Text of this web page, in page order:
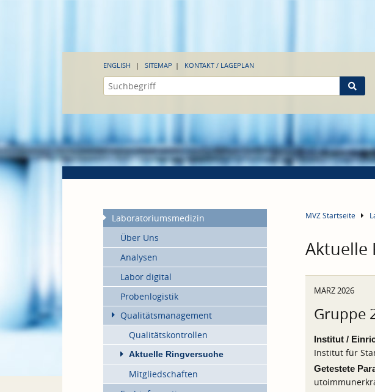
ENGLISH SITEMAP KONTAKT / LAGEPLAN
Laboratoriumsmedizin
Über Uns
Analysen
Labor digital
Probenlogistik
Qualitätsmanagement
Qualitätskontrollen
Aktuelle Ringversuche
Mitgliedschaften
MVZ Startseite
Aktuelle
MÄRZ 2026
Gruppe
Institut /
Institut für
Getestete